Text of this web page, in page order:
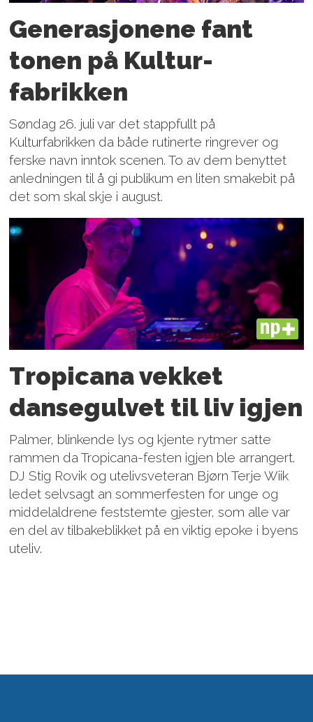
Generasjonene fant
tonen på Kultur­
fabrikken
Søndag 26. juli var det stappfullt på
Kulturfabrikken da både rutinerte ringrever og
ferske navn inntok scenen. To av dem benyttet
anledningen til å gi publikum en liten smakebit på
det som skal skje i august.
PLUS
Tropicana vekket
dansegulvet til liv igjen
Palmer, blinkende lys og kjente rytmer satte
rammen da Tropicana-festen igjen ble arrangert.
DJ Stig Rovik og utelivsveteran Bjørn Terje Wiik
ledet selvsagt an sommerfesten for unge og
middelaldrene feststemte gjester, som alle var
en del av tilbakeblikket på en viktig epoke i byens
uteliv.